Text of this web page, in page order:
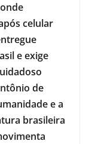
celular
e exige
de
e a
brasileira